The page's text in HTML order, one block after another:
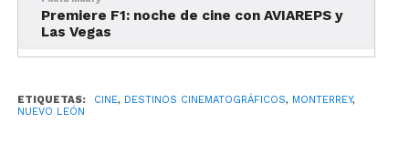
filme son el Cerro de la Silla, la Fuente de Neptuno,
el Barrio Antiguo, el Condominio Acero, el Faro del
Comercio y la Catedral de Monterrey.
7 días (2005)
Premiere F1: noche de cine con AVIAREPS y
Las Vegas
ETIQUETAS: CINE, DESTINOS CINEMATOGRÁFICOS, MONTERREY,
NUEVO LEÓN